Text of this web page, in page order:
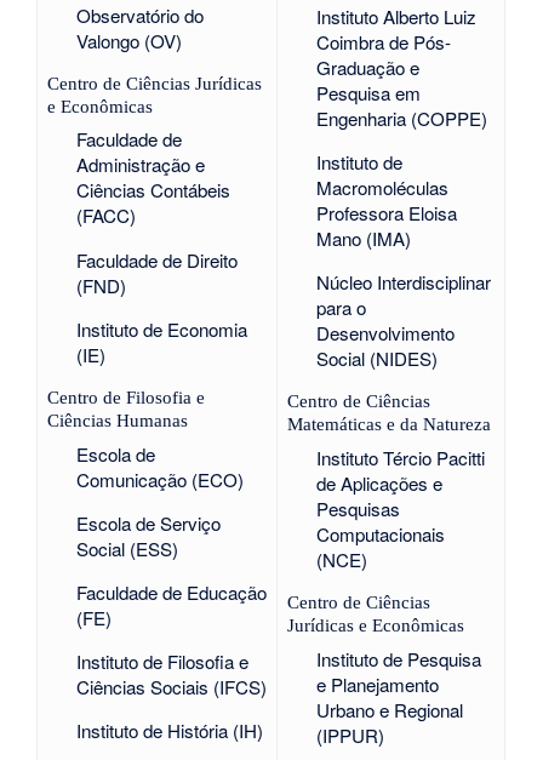
Observatório do
Valongo (OV)
Centro de Ciências Jurídicas
e Econômicas
Faculdade de
Administração e
Ciências Contábeis
(FACC)
Faculdade de Direito
(FND)
Instituto de Economia
(IE)
Centro de Filosofia e
Ciências Humanas
Escola de
Comunicação (ECO)
Escola de Serviço
Social (ESS)
Faculdade de Educação
(FE)
Instituto de Filosofia e
Ciências Sociais (IFCS)
Instituto de História (IH)
Instituto Alberto Luiz
Coimbra de Pós-
Graduação e
Pesquisa em
Engenharia (COPPE)
Instituto de
Macromoléculas
Professora Eloisa
Mano (IMA)
Núcleo Interdisciplinar
para o
Desenvolvimento
Social (NIDES)
Centro de Ciências
Matemáticas e da Natureza
Instituto Tércio Pacitti
de Aplicações e
Pesquisas
Computacionais
(NCE)
Centro de Ciências
Jurídicas e Econômicas
Instituto de Pesquisa
e Planejamento
Urbano e Regional
(IPPUR)